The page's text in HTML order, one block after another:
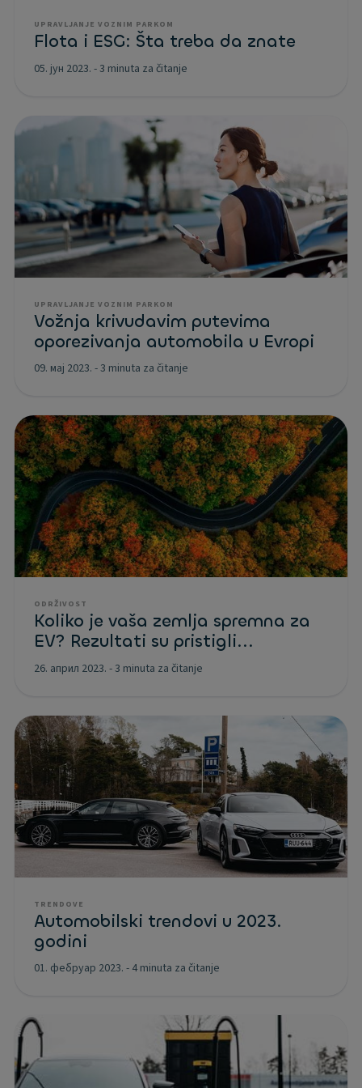
UPRAVLJANJE VOZNIM PARKOM
Flota i ESG: Šta treba da znate
05. јун 2023. -3 minuta za čitanje
UPRAVLJANJE VOZNIM PARKOM
Vožnja krivudavim putevima
oporezivanja automobila u Evropi
09. мај 2023. -3 minuta za čitanje
ODRŽIVOST
Koliko je vaša zemlja spremna za
EV? Rezultati su pristigli...
26. април 2023. -3 minuta za čitanje
TRENDOVE
Automobilski trendovi u 2023.
godini
01. фебруар 2023. - 4 minuta za čitanje